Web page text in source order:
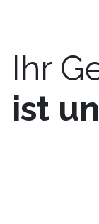
Ihr
ist